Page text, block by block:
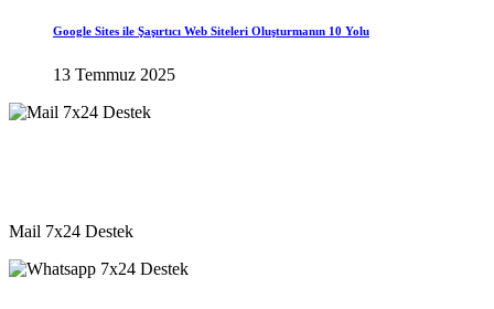
Google Sites ile Şaşırtıcı Web Siteleri Oluşturmanın 10 Yolu
13 Temmuz 2025
Mail 7x24 Destek